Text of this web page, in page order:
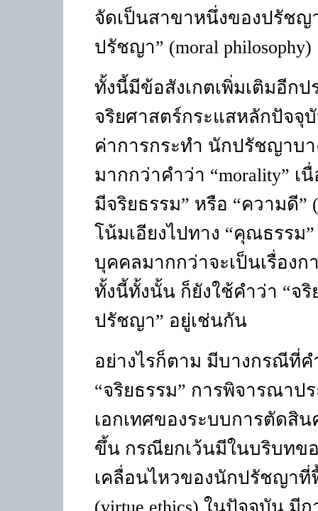
จัดเป็นสาขาหนึ่งของปรัชญ
ปรัชญา” (moral philosophy)
ทั้งนี้มีข้อสังเกตเพิ่มเติมอีก
จริยศาสตร์กระแสหลักปัจจุ
ค่าการกระทำ นักปรัชญาบ
มากกว่าคำว่า “morality” เ
มีจริยธรรม” หรือ “ความดี”
โน้มเอียงไปทาง “คุณธรรม
บุคคลมากกว่าจะเป็นเรื่อง
ทั้งนี้ทั้งนั้น ก็ยังใช้คำว่า “จ
ปรัชญา” อยู่เช่นกัน
อย่างไรก็ตาม มีบางกรณีที่ค
“จริยธรรม” การพิจารณาป
เอกเทศของระบบการตัดสิ
ขึ้น กรณียกเว้นมีในบริบทข
เคลื่อนไหวของนักปรัชญา